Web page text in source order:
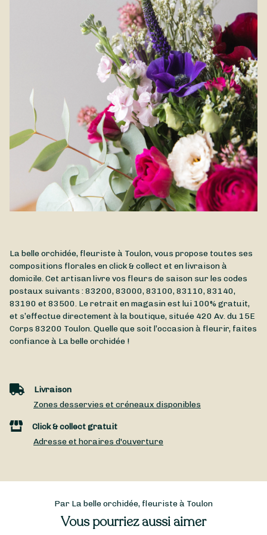
La belle orchidée, fleuriste à Toulon, vous propose toutes ses
compositions florales en click & collect et en livraison à
domicile. Cet artisan livre vos fleurs de saison sur les codes
postaux suivants : 83200, 83000, 83100, 83110, 83140,
83190 et 83500. Le retrait en magasin est lui 100% gratuit,
et s’effectue directement à la boutique, située 420 Av. du 15E
Corps 83200 Toulon. Quelle que soit l’occasion à fleurir, faites
confiance à La belle orchidée !
Livraison
Zones desservies et créneaux disponibles
Click & collect gratuit
Adresse et horaires d'ouverture
Par La belle orchidée, fleuriste à Toulon
Vous pourriez aussi aimer